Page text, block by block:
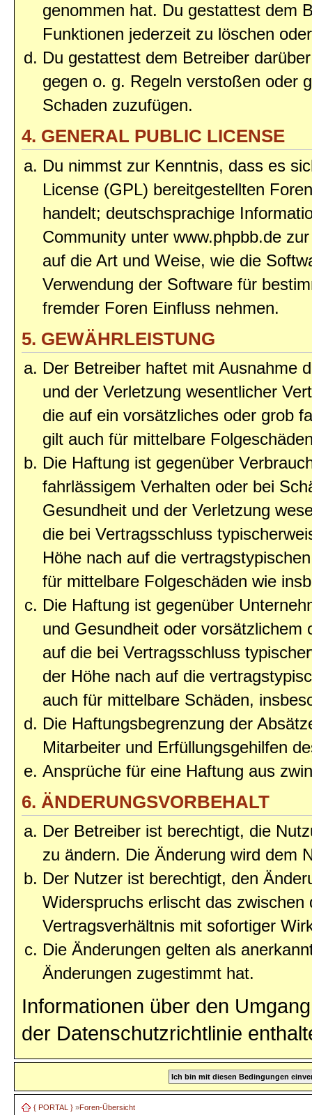
genommen hat. Du gestattest dem
Funktionen jederzeit zu löschen
Du gestattest dem Betreiber
gegen o. g. Regeln verstoßen oder
Schaden zuzufügen.
4. GENERAL PUBLIC LICENSE
Du nimmst zur Kenntnis, dass es
License (GPL) bereitgestellten
handelt; deutschsprachige
Community unter www.phpbb.de
auf die Art und Weise, wie die
Verwendung der Software für
fremder Foren Einfluss nehmen.
5. GEWÄHRLEISTUNG
Der Betreiber haftet mit Ausnahme
und der Verletzung wesentlicher
die auf ein vorsätzliches oder grob
gilt auch für mittelbare
Die Haftung ist gegenüber
fahrlässigem Verhalten oder bei
Gesundheit und der Verletzung
die bei Vertragsschluss
Höhe nach auf die
für mittelbare Folgeschäden wie
Die Haftung ist gegenüber
und Gesundheit oder
auf die bei Vertragsschluss
der Höhe nach auf die
auch für mittelbare Schäden,
Die Haftungsbegrenzung der
Mitarbeiter und Erfüllungsgehilfen
Ansprüche für eine Haftung aus
6. ÄNDERUNGSVORBEHALT
Der Betreiber ist berechtigt, die
zu ändern. Die Änderung wird dem
Der Nutzer ist berechtigt, den
Widerspruchs erlischt das
Vertragsverhältnis mit sofortiger
Die Änderungen gelten als
Änderungen zugestimmt hat.
Informationen über den
der Datenschutzrichtlinie
{ PORTAL } »Foren-Übersicht